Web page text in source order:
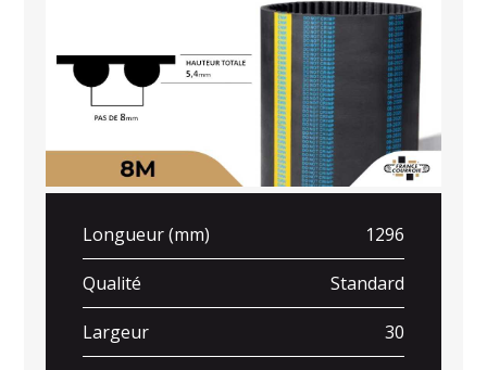
Longueur (mm) 1296
Qualité Standard
Largeur 30